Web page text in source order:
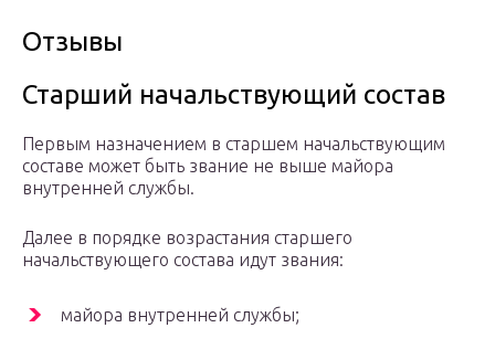
Отзывы
Старший начальствующий состав
Первым назначением в старшем начальствующим
составе может быть звание не выше майора
внутренней службы.
Далее в порядке возрастания старшего
начальствующего состава идут звания:
майора внутренней службы;